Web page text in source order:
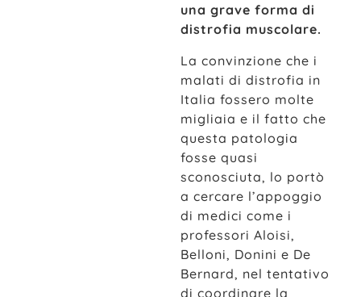
una grave forma di
distrofia muscolare.
La convinzione che i
malati di distrofia in
Italia fossero molte
migliaia e il fatto che
questa patologia
fosse quasi
sconosciuta, lo portò
a cercare l’appoggio
di medici come i
professori Aloisi,
Belloni, Donini e De
Bernard, nel tentativo
di coordinare la